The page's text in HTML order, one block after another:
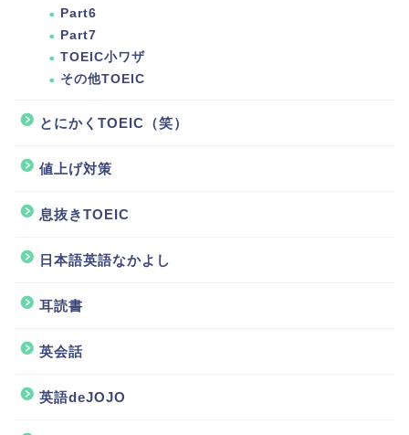
Part6
Part7
TOEIC小ワザ
その他TOEIC
とにかくTOEIC（笑）
値上げ対策
息抜きTOEIC
日本語英語なかよし
耳読書
英会話
英語deJOJO